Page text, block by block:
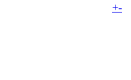
+-